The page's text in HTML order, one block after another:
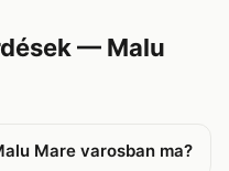
— Malu
Mare varosban ma?